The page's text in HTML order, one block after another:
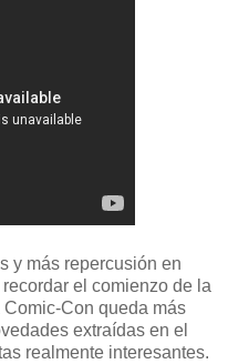
y más repercusión en
el comienzo de la
Con queda más
extraídas en el
realmente interesantes.